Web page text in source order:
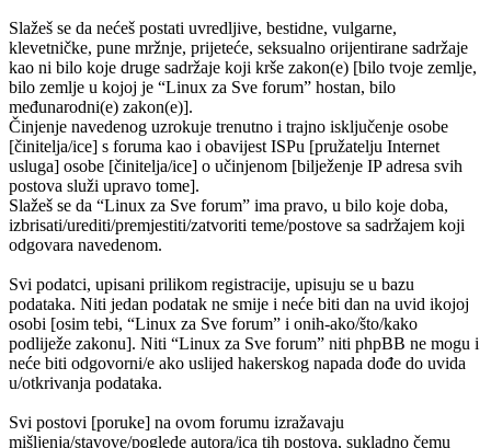
Slažeš se da nećeš postati uvredljive, bestidne, vulgarne,
klevetničke, pune mržnje, prijeteće, seksualno orijentirane sadržaje
kao ni bilo koje druge sadržaje koji krše zakon(e) [bilo tvoje zemlje,
bilo zemlje u kojoj je “Linux za Sve forum” hostan, bilo
međunarodni(e) zakon(e)].
Činjenje navedenog uzrokuje trenutno i trajno isključenje osobe
[činitelja/ice] s foruma kao i obavijest ISPu [pružatelju Internet
usluga] osobe [činitelja/ice] o učinjenom [bilježenje IP adresa svih
postova služi upravo tome].
Slažeš se da “Linux za Sve forum” ima pravo, u bilo koje doba,
izbrisati/urediti/premjestiti/zatvoriti teme/postove sa sadržajem koji
odgovara navedenom.
Svi podatci, upisani prilikom registracije, upisuju se u bazu
podataka. Niti jedan podatak ne smije i neće biti dan na uvid ikojoj
osobi [osim tebi, “Linux za Sve forum” i onih-ako/što/kako
podliježe zakonu]. Niti “Linux za Sve forum” niti phpBB ne mogu i
neće biti odgovorni/e ako uslijed hakerskog napada dođe do uvida
u/otkrivanja podataka.
Svi postovi [poruke] na ovom forumu izražavaju
mišljenja/stavove/poglede autora/ica tih postova, sukladno čemu